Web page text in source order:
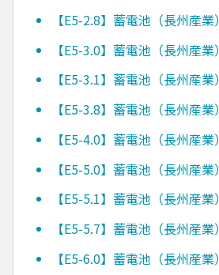
【E5-2.8】蓄電池（長州産業）
【E5-3.0】蓄電池（長州産業）
【E5-3.1】蓄電池（長州産業）
【E5-3.8】蓄電池（長州産業）
【E5-4.0】蓄電池（長州産業）
【E5-5.0】蓄電池（長州産業）
【E5-5.1】蓄電池（長州産業）
【E5-5.7】蓄電池（長州産業）
【E5-6.0】蓄電池（長州産業）